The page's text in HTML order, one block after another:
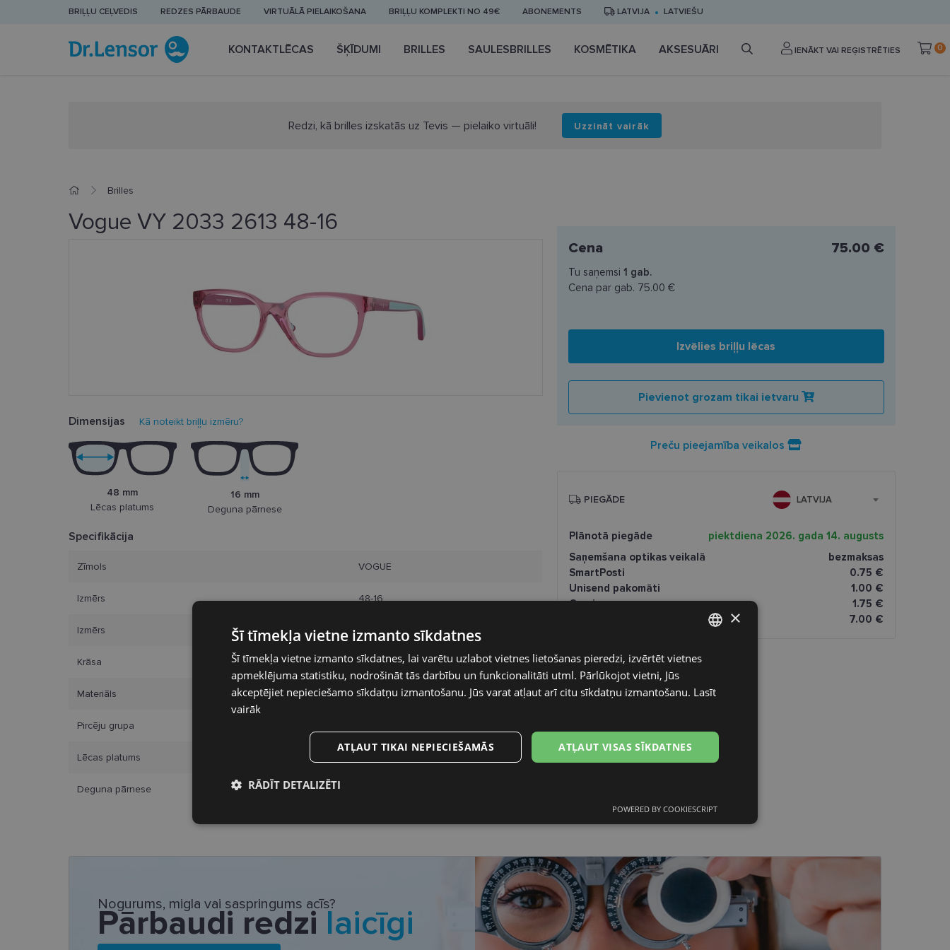
BRIĻĻU CEĻVEDIS REDZES PĀRBAUDE VIRTUĀLĀ PIELAIKOŠANA BRIĻĻU KOMPLEKTI NO 49€ ABONEMENTS LATVIJA LATVIEŠU
KONTAKTLĒCAS ŠĶĪDUMI BRILLES SAULESBRILLES KOSMĒTIKA AKSESUĀRI IENĀKT VAI REĢISTRĒTIES 0
Redzi, kā brilles izskatās uz Tevis — pielaiko virtuāli! Uzzināt vairāk
Brilles
Vogue VY 2033 2613 48-16
Dimensijas Kā noteikt briļļu izmēru?
48 mm
Lēcas platums
16 mm
Deguna pārnese
Specifikācija
Zīmols VOGUE
Izmērs 48-16
Izmērs S
Krāsa rose
Materiāls Plastmasa
Pircēju grupa
Lēcas platums
Deguna pārnese
Cena 75.00 €
Tu saņemsi 1 gab.
Cena par gab. 75.00 €
Izvēlies briļļu lēcas
Pievienot grozam tikai ietvaru
Preču pieejamība veikalos
PIEGĀDE LATVIJA
Plānotā piegāde
piektdiena 2026. gada 14. augusts
Saņemšana optikas veikalā
bezmaksas
SmartPosti
0.75 €
Unisend pakomāti
1.00 €
Omniva
1.75 €
7.00 €
Nogurums, migla vai saspringums acīs?
Pārbaudi redzi laicīgi
LATVIAN
×
Šī tīmekļa vietne izmanto sīkdatnes
Šī tīmekļa vietne izmanto sīkdatnes, lai varētu uzlabot vietnes lietošanas pieredzi, izvērtēt vietnes
apmeklējuma statistiku, nodrošināt tās darbību un funkcionalitāti utml. Pārlūkojot vietni, Jūs
akceptējiet nepieciešamo sīkdatņu izmantošanu. Jūs varat atļaut arī citu sīkdatņu izmantošanu. Lasīt
vairāk
ATĻAUT VISAS SĪKDATNES
ATĻAUT TIKAI NEPIECIEŠAMĀS
RĀDĪT DETALIZĒTI
sīkdatnes
sīkdatnes
sīkdatnes
sīkdatnes
Neklasificētās
Nepieciešamās sīkdatnes Statistikas sīkdatnes Mārketinga sīkdatnes Funkcionālās sīkdatnes Neklasificētās
POWERED BY COOKIESCRIPT